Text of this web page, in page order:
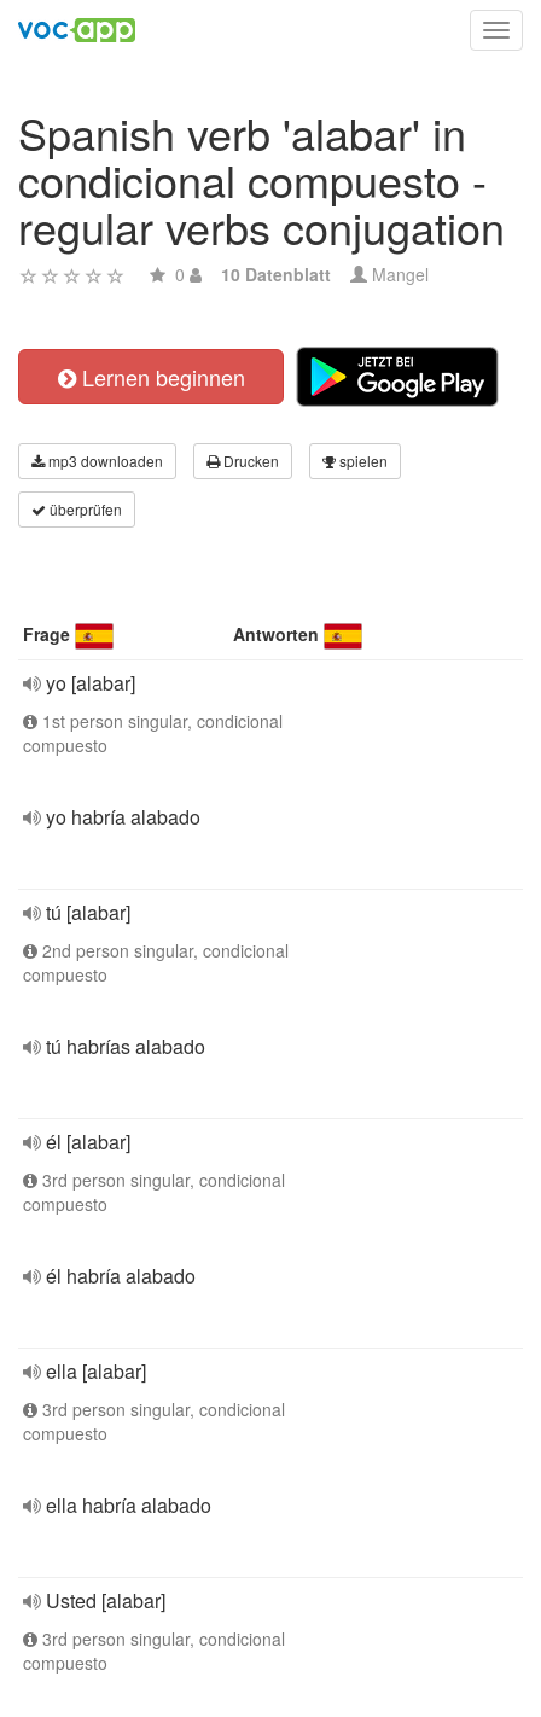
Spanish verb 'alabar' in
condicional compuesto -
regular verbs conjugation
0 10 Datenblatt Mangel
Lernen beginnen
mp3 downloaden Drucken spielen
überprüfen
Frage Antworten
yo [alabar]
1st person singular, condicional
compuesto
yo habría alabado
tú [alabar]
2nd person singular, condicional
compuesto
tú habrías alabado
él [alabar]
3rd person singular, condicional
compuesto
él habría alabado
ella [alabar]
3rd person singular, condicional
compuesto
ella habría alabado
Usted [alabar]
3rd person singular, condicional
compuesto